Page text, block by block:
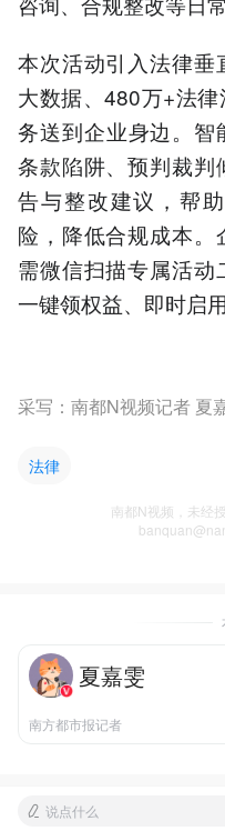
本次活动引入法律垂
大数据、480万+法
务送到企业身边。智
条款陷阱、预判裁判
告与整改建议，帮
险，降低合规成本。
需微信扫描专属活
一键领权益、即时启用
采写：南都N视频记者 夏
法律
南都N视频，未经
夏嘉雯
南方都市报记者
说点什么